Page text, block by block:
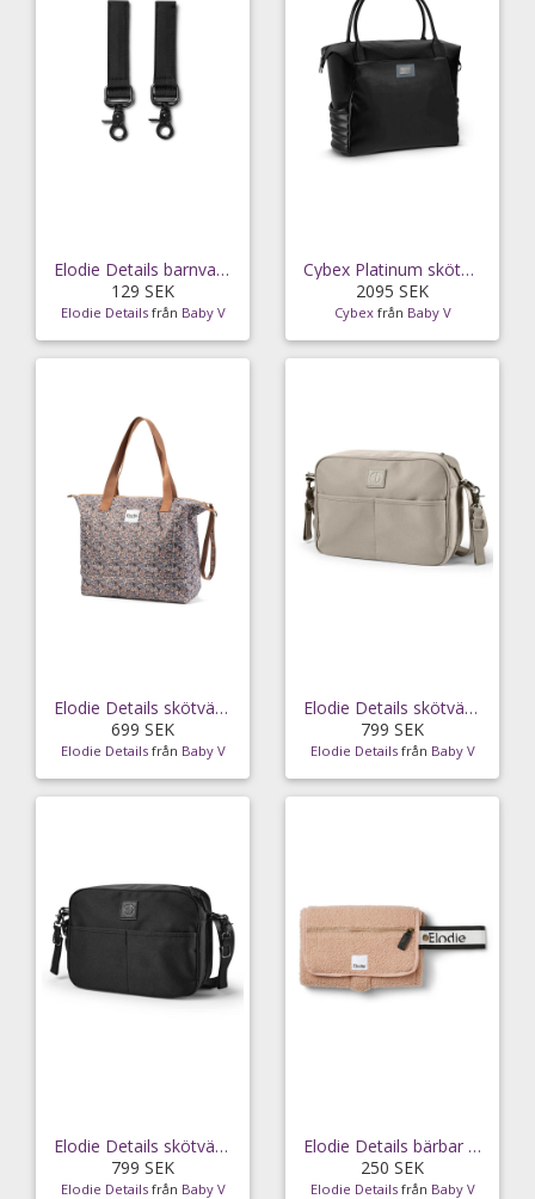
Elodie Details barnvagnskrok 2-pack, svart
129 SEK
Elodie Details från Baby V
Cybex Platinum skötväska shopper, deep black
2095 SEK
Cybex från Baby V
Elodie Details skötväska softshell Blue Garden
699 SEK
Elodie Details från Baby V
Elodie Details skötväska crossbody, moonshell
799 SEK
Elodie Details från Baby V
Elodie Details skötväska crossbody, black
799 SEK
Elodie Details från Baby V
Elodie Details bärbar skötdyna pink bouclé
250 SEK
Elodie Details från Baby V